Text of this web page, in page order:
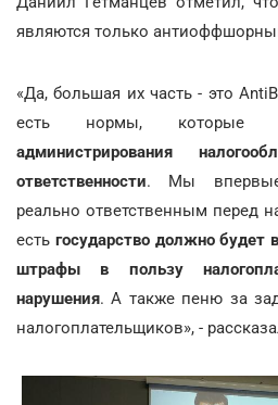
являются только
«Да, большая их часть - это
есть нормы, которые
администрирования
ответственности. Мы впервые
реально ответственным перед
есть государство должно будет
штрафы в пользу
нарушения. А также пеню за
налогоплательщиков», -